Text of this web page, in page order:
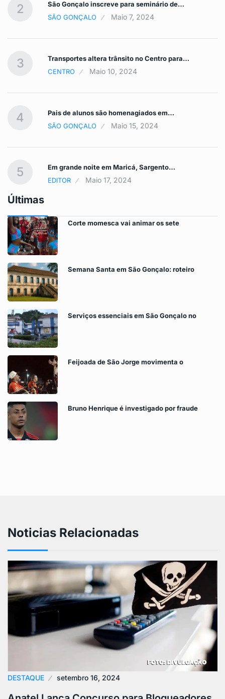
2
São Gonçalo inscreve para seminário de…
SÃO GONÇALO
Maio 7, 2024
3
Transportes altera trânsito no Centro para…
CENTRO
Maio 10, 2024
4
Pais de alunos são homenagiados em…
SÃO GONÇALO
Maio 15, 2024
5
Em grande noite em Maricá, Sargento…
EDITOR
Maio 17, 2024
Últimas
Corte momesca vai animar os sete
Semana Santa em São Gonçalo: roteiro
Serviços essenciais em São Gonçalo no
Feijoada de São Jorge movimenta o
Bruno Henrique é investigado por fraude
Noticias Relacionadas
DESTAQUE setembro 16, 2024